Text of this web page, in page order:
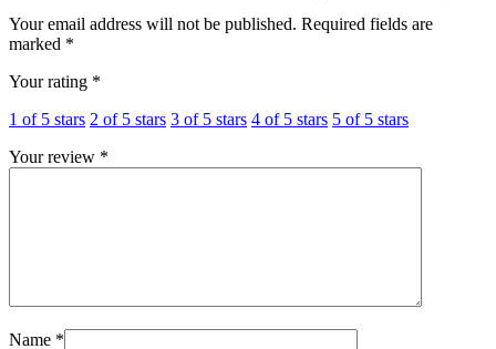
Your email address will not be published. Required fields are
marked *
Your rating *
1 of 5 stars 2 of 5 stars 3 of 5 stars 4 of 5 stars 5 of 5 stars
Your review *
Name *